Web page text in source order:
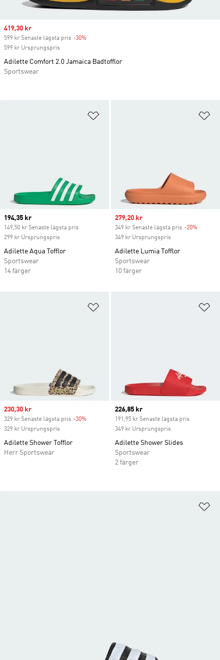
Current price
194,35 kr
149,50 kr Senaste lägsta pris
299 kr Ursprungspris
Adilette Aqua Tofflor
Sportswear
14 färger
Sale price
279,20 kr
349 kr Senaste lägsta pris -20%
349 kr Ursprungspris
Adilette Lumia Tofflor
Sportswear
10 färger
Sale price
230,30 kr
329 kr Senaste lägsta pris -30%
329 kr Ursprungspris
Adilette Shower Tofflor
Herr Sportswear
Current price
226,85 kr
191,95 kr Senaste lägsta pris
349 kr Ursprungspris
Adilette Shower Slides
Sportswear
2 färger
Sale price
419,30 kr
599 kr Senaste lägsta pris -30%
599 kr Ursprungspris
Adilette Comfort 2.0 Jamaica Badtofflor
Sportswear